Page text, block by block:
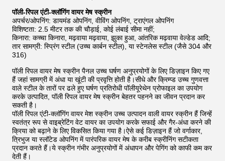
पॉली-रिपल एंटी-क्लॉगिंग वायर मेष स्क्रीन
अपर्चर/ओपनिंग: डायमंड ओपनिंग, वीविंग ओपनिंग, ट्राएंगल ओपनिंग
विशिष्टता: 2.5 मीटर तक की चौड़ाई, कोई लंबाई सीमा नहीं;
किनारा: कच्चा किनारा, मढ़वाया मढ़वाया, झुका हुआ, आंतरिक मढ़वाया वेल्डेड आदि;
तार सामग्री: स्प्रिंग स्टील (उच्च कार्बन स्टील), या स्टेनलेस स्टील (जैसे 304 और
316)
पॉली रिपल वायर मेष स्क्रीन पैनल उच्च घर्षण अनुप्रयोगों के लिए डिज़ाइन किए गए
हैं जहां सामग्री में अंधा या खूंटी की प्रवृत्ति होती है।सीधे और क्रिम्प्ड उच्च गुणवत्ता
वाले स्टील के तारों पर ढले हुए घर्षण प्रतिरोधी पॉलीयूरेथेन प्रोफाइल का उपयोग
करके उत्पादित, पॉली रिपल वायर मेष स्क्रीन बेहतर पहनने का जीवन प्रदान कर
सकती है।
पॉली रिपल एंटी-क्लॉगिंग वायर मेश स्क्रीन उच्च उत्पादन वाली वायर स्क्रीन हैं जिन्हें
स्वतंत्र रूप से वाइब्रेटिंग वेट वायर का उपयोग करके सफाई और गैर-अंधा करने की
क्रिया को बढ़ाने के लिए विकसित किया गया है।ऐसे कई डिज़ाइन हैं जो वर्गाकार,
त्रिभुज या स्लॉटेड ओपनिंग में पारंपरिक वायर मेष के करीब स्क्रीनिंग सटीकता
प्रदान करते हैं।ये स्क्रीन गंभीर अनुप्रयोगों में अंधापन और पेगिंग को काफी कम कर
देती हैं।